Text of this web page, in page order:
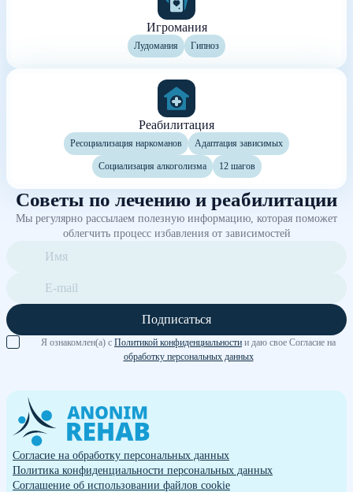
Игромания
Лудомания Гипноз
Реабилитация
Ресоциализация наркоманов Адаптация зависимых
Социализация алкоголизма 12 шагов
Советы по лечению и реабилитации
Мы регулярно рассылаем полезную информацию, которая поможет
облегчить процесс избавления от зависимостей
Подписаться
Я ознакомлен(а) с Политикой конфиденциальности и даю свое Согласие на
обработку персональных данных
Согласие на обработку персональных данных
Политика конфиденциальности персональных данных
Cоглашение об использовании файлов cookie